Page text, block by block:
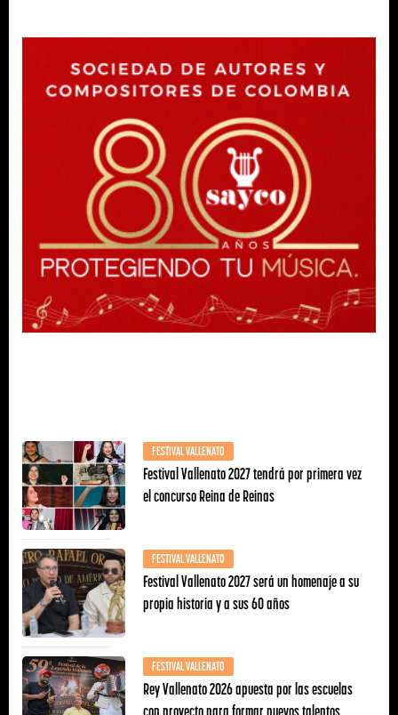
FESTIVAL VALLENATO
Festival Vallenato 2027 tendrá por primera vez
el concurso Reina de Reinas
FESTIVAL VALLENATO
Festival Vallenato 2027 será un homenaje a su
propia historia y a sus 60 años
FESTIVAL VALLENATO
Rey Vallenato 2026 apuesta por las escuelas
con proyecto para formar nuevos talentos